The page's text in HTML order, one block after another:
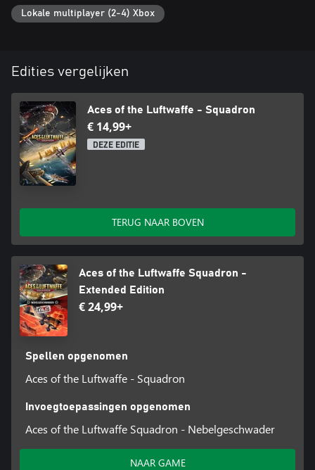
Lokale multiplayer (2-4) Xbox
Edities vergelijken
Aces of the Luftwaffe - Squadron
€ 14,99+
DEZE EDITIE
TERUG NAAR BOVEN
Aces of the Luftwaffe Squadron -
Extended Edition
€ 24,99+
Spellen opgenomen
Aces of the Luftwaffe - Squadron
Invoegtoepassingen opgenomen
Aces of the Luftwaffe Squadron - Nebelgeschwader
NAAR GAME